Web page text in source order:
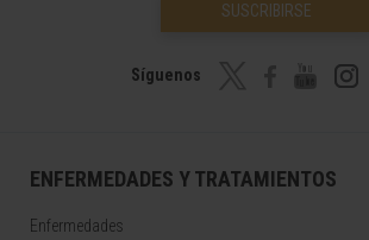
SUSCRIBIRSE
Síguenos
ENFERMEDADES Y TRATAMIENTOS
Enfermedades